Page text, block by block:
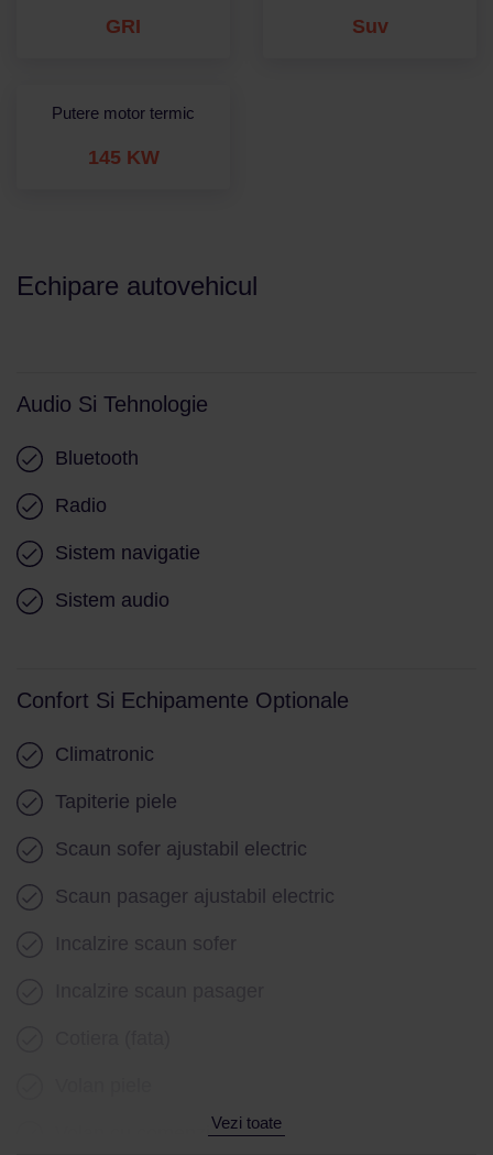
GRI Suv
Putere motor termic
145 KW
Echipare autovehicul
Audio Si Tehnologie
Bluetooth
Radio
Sistem navigatie
Sistem audio
Confort Si Echipamente Optionale
Climatronic
Tapiterie piele
Scaun sofer ajustabil electric
Scaun pasager ajustabil electric
Incalzire scaun sofer
Volan cu comenziVezi toate